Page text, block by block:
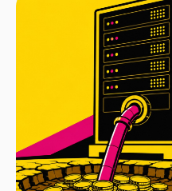
감당할 AI 수익원이 있는가.수익 성
고금리 환경에서 부채 의존없이 현
'자본지출'이 아닌 '자본수익'을 보기
변화는 이런 흐름 위에서 중국의 반
서킷브레이커로 몰아넣었다는 점입
보기 시작했습니다. '무조건 투자'의
리스크를 검증하는 국면으로 넘어
전환의 다섯 갈래 신호를 짚습니다.